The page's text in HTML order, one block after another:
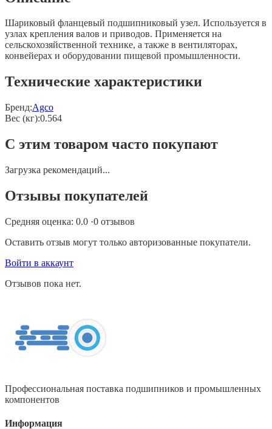
Шариковый фланцевый подшипниковый узел. Используется в
узлах крепления валов и приводов. Применяется на
сельскохозяйственной технике, а также в вентиляторах,
конвейерах и оборудовании пищевой промышленности.
Технические характеристики
Бренд:Agco
Вес (кг):0.564
С этим товаром часто покупают
Загрузка рекомендаций...
Отзывы покупателей
Средняя оценка: 0.0 ·0 отзывов
Оставить отзыв могут только авторизованные покупатели.
Войти в аккаунт
Отзывов пока нет.
Профессиональная поставка подшипников и промышленных
компонентов
Информация